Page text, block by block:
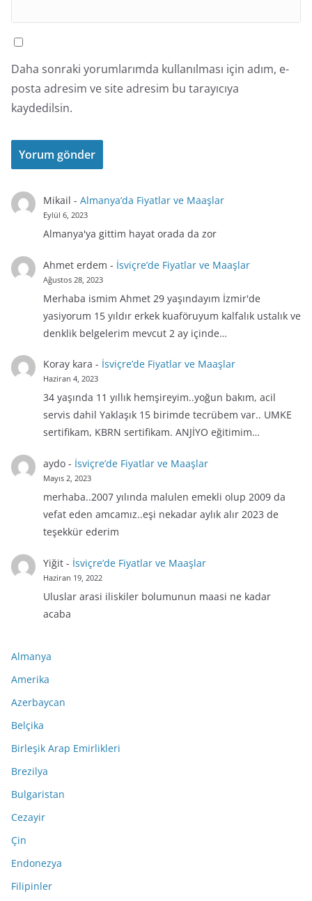
Daha sonraki yorumlarımda kullanılması için adım, e-
posta adresim ve site adresim bu tarayıcıya
kaydedilsin.
Mikail - Almanya’da Fiyatlar ve Maaşlar
Eylül 6, 2023
Almanya'ya gittim hayat orada da zor
Ahmet erdem - İsviçre’de Fiyatlar ve Maaşlar
Ağustos 28, 2023
Merhaba ismim Ahmet 29 yaşındayım İzmir'de
yasiyorum 15 yıldır erkek kuaföruyum kalfalık ustalık ve
denklik belgelerim mevcut 2 ay içinde…
Koray kara - İsviçre’de Fiyatlar ve Maaşlar
Haziran 4, 2023
34 yaşında 11 yıllık hemşireyim..yoğun bakım, acil
servis dahil Yaklaşık 15 birimde tecrübem var.. UMKE
sertifikam, KBRN sertifikam. ANJİYO eğitimim…
aydo- İsviçre’de Fiyatlar ve Maaşlar
Mayıs 2, 2023
merhaba..2007 yılında malulen emekli olup 2009 da
vefat eden amcamız..eşi nekadar aylık alır 2023 de
teşekkür ederim
Yiğit- İsviçre’de Fiyatlar ve Maaşlar
Haziran 19, 2022
Uluslar arasi iliskiler bolumunun maasi ne kadar
acaba
Almanya
Amerika
Azerbaycan
Belçika
Birleşik Arap Emirlikleri
Brezilya
Bulgaristan
Cezayir
Çin
Endonezya
Filipinler